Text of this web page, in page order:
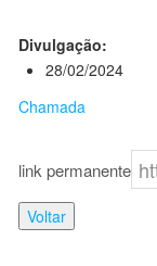
Divulgação:
28/02/2024
Chamada
link permanente
Voltar